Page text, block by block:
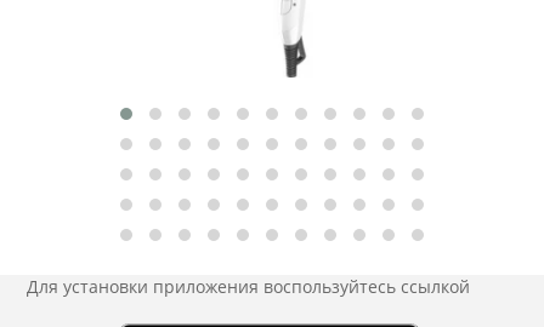
Для установки приложения воспользуйтесь ссылкой